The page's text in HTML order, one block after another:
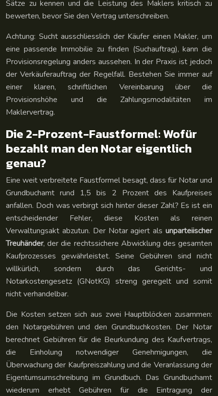
Sätze zu kennen und die Leistung des Maklers kritisch zu
bewerten, bevor Sie den Vertrag unterschreiben.
Achtung: Sucht ausschliesslich der Käufer einen Makler, um
eine passende Immobilie zu finden (Suchauftrag), kann die
Provisionsregelung anders aussehen. In der Praxis ist jedoch
der Verkäuferauftrag der Regelfall. Bestehen Sie immer auf
einer klaren, schriftlichen Vereinbarung über die
Provisionshöhe und die Zahlungsmodalitäten im
Maklervertrag.
Die 2-Prozent-Faustformel: Wofür
bezahlt man den Notar eigentlich
genau?
Eine weit verbreitete Faustformel besagt, dass für Notar und
Grundbuchamt rund 1,5 bis 2 Prozent des Kaufpreises
anfallen. Doch was verbirgt sich hinter dieser Zahl? Es ist ein
entscheidender Fehler, diese Kosten als reinen
Verwaltungsakt abzutun. Der Notar agiert als unparteiischer
Treuhänder, der die rechtssichere Abwicklung des gesamten
Kaufprozesses gewährleistet. Seine Gebühren sind nicht
willkürlich, sondern durch das Gerichts- und
Notarkostengesetz (GNotKG) streng geregelt und somit
nicht verhandelbar.
Die Kosten setzen sich aus zwei Hauptblöcken zusammen:
den Notargebühren und den Grundbuchkosten. Der Notar
berechnet Gebühren für die Beurkundung des Kaufvertrags,
die Einholung notwendiger Genehmigungen, die
Überwachung der Kaufpreiszahlung und die Veranlassung der
Eigentumsumschreibung im Grundbuch. Das Grundbuchamt
wiederum erhebt Gebühren für die Eintragung der